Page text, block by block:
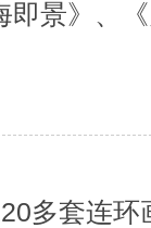
景》、
多套连环